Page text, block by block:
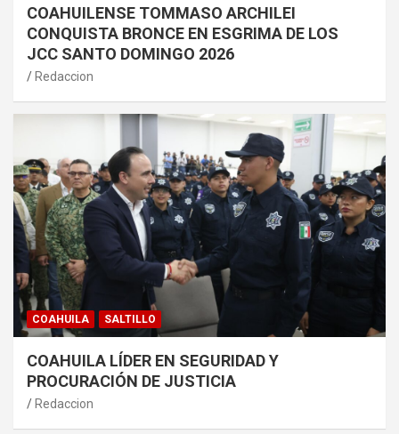
COAHUILENSE TOMMASO ARCHILEI
CONQUISTA BRONCE EN ESGRIMA DE LOS
JCC SANTO DOMINGO 2026
Redaccion
COAHUILA SALTILLO
COAHUILA LÍDER EN SEGURIDAD Y
PROCURACIÓN DE JUSTICIA
Redaccion